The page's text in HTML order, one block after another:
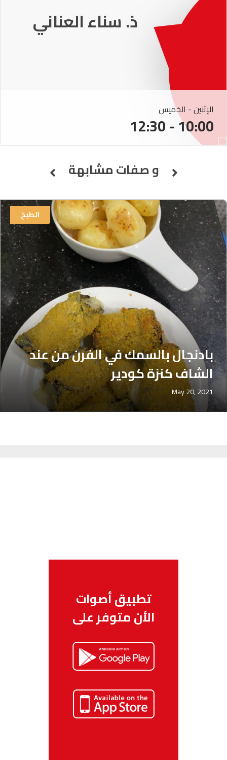
ذ. عماد ميزاب
الإثنين - الخميس
10:00 - 12:30
و صفات مشابهة
بادنجال بالسمك في الفرن من عند
الشاف كنزة كودير
May 20, 2021
الطبخ
تطبيق أصوات
الأن متوفر على